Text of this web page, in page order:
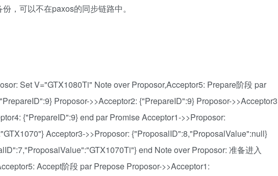
，可以不在paxos的同步链路中。
Set V="GTX1080Ti" Note over Proposor,Acceptor5: Prepare阶段 par
Proposor->>Acceptor2: {"PrepareID":9} Proposor-
{"PrepareID":9} end par Promise Acceptor1->>Proposor:
Acceptor3->>Proposor: {"ProposalID":8,"ProposalValue":null}
end Note over Proposor: 准备进入
Accept阶段 par Prepose Proposor->>Acceptor1: